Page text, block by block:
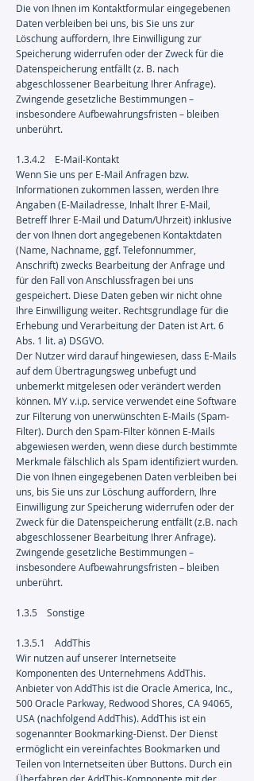
Die von Ihnen im Kontaktformular eingegebenen
Daten verbleiben bei uns, bis Sie uns zur
Löschung auffordern, Ihre Einwilligung zur
Speicherung widerrufen oder der Zweck für die
Datenspeicherung entfällt (z. B. nach
abgeschlossener Bearbeitung Ihrer Anfrage).
Zwingende gesetzliche Bestimmungen –
insbesondere Aufbewahrungsfristen – bleiben
unberührt.
1.3.4.2 E-Mail-Kontakt
Wenn Sie uns per E-Mail Anfragen bzw.
Informationen zukommen lassen, werden Ihre
Angaben (E-Mailadresse, Inhalt Ihrer E-Mail,
Betreff Ihrer E-Mail und Datum/Uhrzeit) inklusive
der von Ihnen dort angegebenen Kontaktdaten
(Name, Nachname, ggf. Telefonnummer,
Anschrift) zwecks Bearbeitung der Anfrage und
für den Fall von Anschlussfragen bei uns
gespeichert. Diese Daten geben wir nicht ohne
Ihre Einwilligung weiter. Rechtsgrundlage für die
Erhebung und Verarbeitung der Daten ist Art. 6
Abs. 1 lit. a) DSGVO.
Der Nutzer wird darauf hingewiesen, dass E-Mails
auf dem Übertragungsweg unbefugt und
unbemerkt mitgelesen oder verändert werden
können. MY v.i.p. service verwendet eine Software
zur Filterung von unerwünschten E-Mails (Spam-
Filter). Durch den Spam-Filter können E-Mails
abgewiesen werden, wenn diese durch bestimmte
Merkmale fälschlich als Spam identifiziert wurden.
Die von Ihnen eingegebenen Daten verbleiben bei
uns, bis Sie uns zur Löschung auffordern, Ihre
Einwilligung zur Speicherung widerrufen oder der
Zweck für die Datenspeicherung entfällt (z.B. nach
abgeschlossener Bearbeitung Ihrer Anfrage).
Zwingende gesetzliche Bestimmungen –
insbesondere Aufbewahrungsfristen – bleiben
unberührt.
1.3.5 Sonstige
1.3.5.1 AddThis
Wir nutzen auf unserer Internetseite
Komponenten des Unternehmens AddThis.
Anbieter von AddThis ist die Oracle America, Inc.,
500 Oracle Parkway, Redwood Shores, CA 94065,
USA (nachfolgend AddThis). AddThis ist ein
sogenannter Bookmarking-Dienst. Der Dienst
ermöglicht ein vereinfachtes Bookmarken und
Teilen von Internetseiten über Buttons. Durch ein